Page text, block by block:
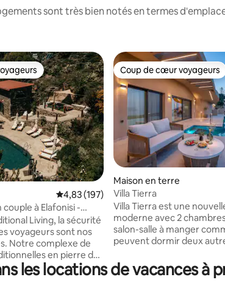
sont très bien notés en termes
de 101 commentaires : 4,97 sur 5
Évaluation moyenne sur la base de 197
4,83 (197)
à Elafonisi -
Living Living, la sécurité
voyageurs sont nos
en pierre de
conçu
quête de tranquillité,
Coup de cœur voyageurs
Coup de cœur voyageurs
Maison en terre
Villa Tierra
Villa Tierra est une
moderne avec 2
salon-salle à manger
peuvent dormir deux
piscine à débordement
chauffée moyennant des
les locations de vacances à